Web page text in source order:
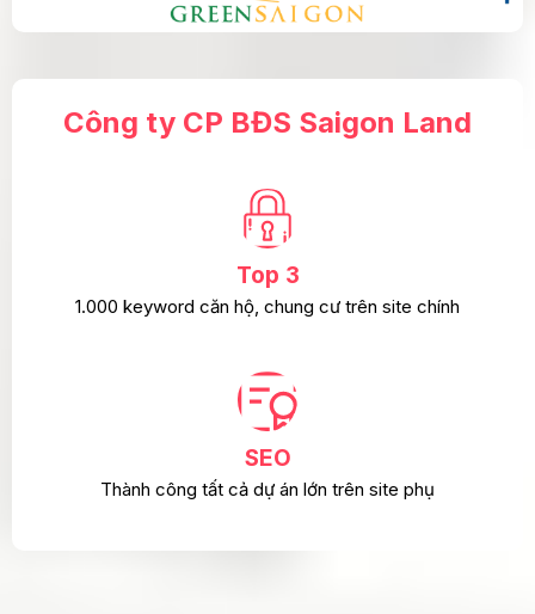
Công ty CP BĐS Saigon Land
Top 3
1.000 keyword căn hộ, chung cư trên site chính
SEO
Thành công tất cả dự án lớn trên site phụ